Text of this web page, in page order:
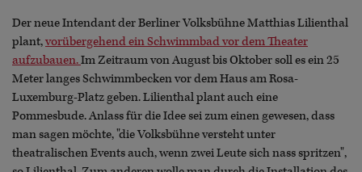
Der neue Intendant der Berliner Volksbühne Matthias Lilienthal
plant,vorübergehend ein Schwimmbad vor dem Theater
aufzubauen.Im Zeitraum von August bis Oktober soll es ein 25
Meter langes Schwimmbecken vor dem Haus am Rosa-
Luxemburg-Platz geben. Lilienthal plant auch eine
Pommesbude. Anlass für die Idee sei zum einen gewesen, dass
man sagen möchte, "die Volksbühne versteht unter
theatralischen Events auch, wenn zwei Leute sich nass spritzen",